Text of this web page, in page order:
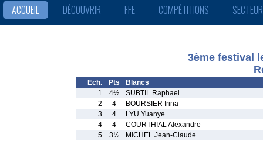
ACCUEIL DÉCOUVRIR FFE COMPÉTITIONS
3ème festival
Ech. Pts
Blancs
1
4½
SUBTIL Raphael
2
4
BOURSIER Irina
3
4
LYU Yuanye
4
4
COURTHIAL Alexandre
5
3½
MICHEL Jean-Claude